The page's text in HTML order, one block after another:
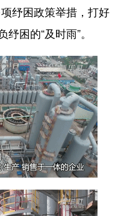
Français عربى
日本語 한국어
纾困政策举措，打好
困的“及时雨”。